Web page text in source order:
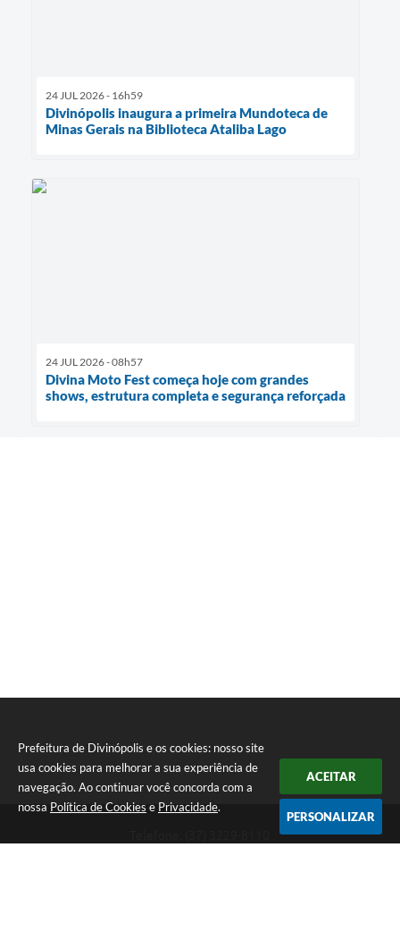
Prefeitura de Divinópolis e os cookies: nosso site
usa cookies para melhorar a sua experiência de
navegação. Ao continuar você concorda com a
nossa Política de Cookies e Privacidade.
ACEITAR
PERSONALIZAR
24 JUL 2026 - 16h59
Divinópolis inaugura a primeira Mundoteca de
Minas Gerais na Biblioteca Ataliba Lago
24 JUL 2026 - 08h57
Divina Moto Fest começa hoje com grandes
shows, estrutura completa e segurança reforçada